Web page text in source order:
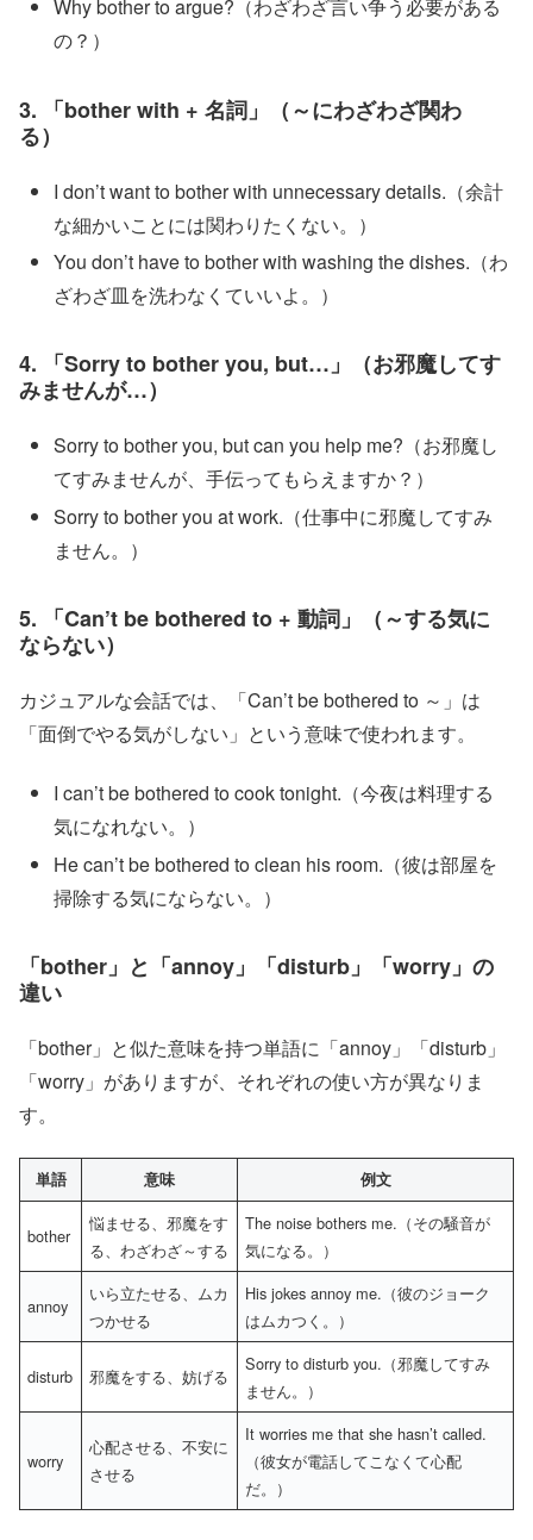
Why bother to argue?（わざわざ言い争う必要がある
の？）
3. 「bother with + 名詞」（～にわざわざ関わ
る）
I don’t want to bother with unnecessary details.（余計
な細かいことには関わりたくない。）
You don’t have to bother with washing the dishes.（わ
ざわざ皿を洗わなくていいよ。）
4. 「Sorry to bother you, but…」（お邪魔してす
みませんが…）
Sorry to bother you, but can you help me?（お邪魔し
てすみませんが、手伝ってもらえますか？）
Sorry to bother you at work.（仕事中に邪魔してすみ
ません。）
5. 「Can’t be bothered to + 動詞」（～する気に
ならない）
カジュアルな会話では、「Can’t be bothered to ～」は
「面倒でやる気がしない」という意味で使われます。
I can’t be bothered to cook tonight.（今夜は料理する
気になれない。）
He can’t be bothered to clean his room.（彼は部屋を
掃除する気にならない。）
「bother」と「annoy」「disturb」「worry」の
違い
「bother」と似た意味を持つ単語に「annoy」「disturb」
「worry」がありますが、それぞれの使い方が異なりま
す。
単語 意味 例文
bother
悩ませる、邪魔をす
る、わざわざ～する
The noise bothers me.（その騒音が
気になる。）
annoy
いら立たせる、ムカ
つかせる
His jokes annoy me.（彼のジョーク
はムカつく。）
disturb 邪魔をする、妨げる
Sorry to disturb you.（邪魔してすみ
ません。）
worry
心配させる、不安に
させる
It worries me that she hasn’t called.
（彼女が電話してこなくて心配
だ。）